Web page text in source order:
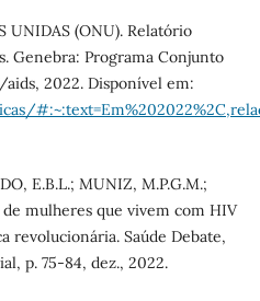
UNIDAS (ONU). Relatório
Genebra: Programa Conjunto
2022. Disponível em:
E.B.L.; MUNIZ, M.P.G.M.;
mulheres que vivem com HIV
revolucionária. Saúde Debate,
p. 75-84, dez., 2022.